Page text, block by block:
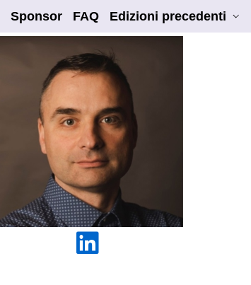
Sponsor FAQ Edizioni precedenti